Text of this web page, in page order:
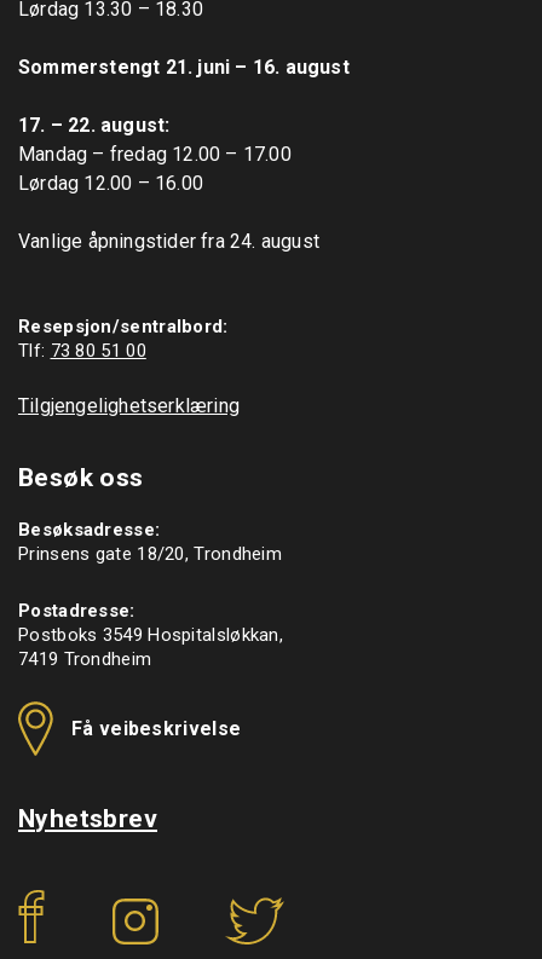
Lørdag 13.30 – 18.30
Sommerstengt 21. juni – 16. august
17. – 22. august:
Mandag – fredag 12.00 – 17.00
Lørdag 12.00 – 16.00
Vanlige åpningstider fra 24. august
Resepsjon/sentralbord:
Tlf: 73 80 51 00
Tilgjengelighetserklæring
Besøk oss
Besøksadresse:
Prinsens gate 18/20, Trondheim
Postadresse:
Postboks 3549 Hospitalsløkkan,
7419 Trondheim
Få veibeskrivelse
Nyhetsbrev
f